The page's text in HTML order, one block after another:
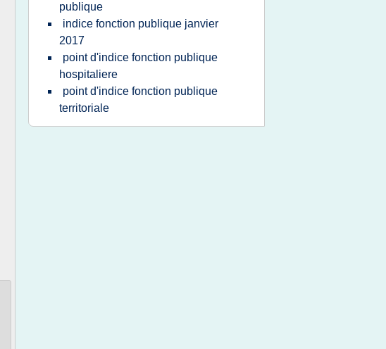
publique
indice fonction publique janvier
2017
point d'indice fonction publique
hospitaliere
point d'indice fonction publique
territoriale